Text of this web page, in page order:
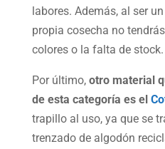
labores. Además, al ser
propia cosecha no
colores o la falta de stock.
Por último, otro material
de esta categoría es el
trapillo al uso, ya que se
trenzado de algodón